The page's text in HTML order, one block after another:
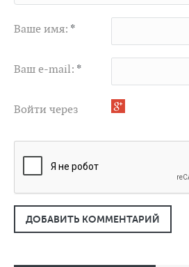
Ваше имя: *
Ваш e-mail: *
Войти через
ДОБАВИТЬ КОММЕНТАРИЙ